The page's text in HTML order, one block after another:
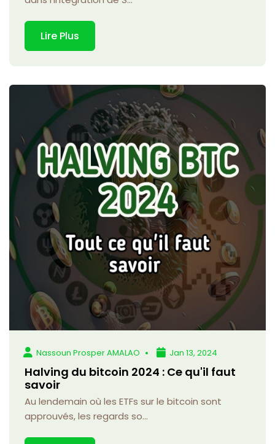
Lire Plus
Nassoun Prosper AMALAO Jan 13, 2024
Halving du bitcoin 2024 : Ce qu'il faut
savoir
Au lendemain où les ETFs sur le bitcoin sont
approuvés, les regards so...